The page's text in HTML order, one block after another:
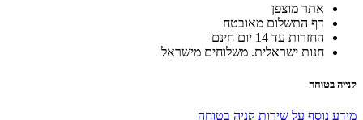
אתר מוצפן
דף התשלום מאובטח
החזרות עד 14 יום חינם
חנות ישראלית. משלוחים מישראל
קנייה בטוחה
מידע נוסף על שירות קניה בטוחה